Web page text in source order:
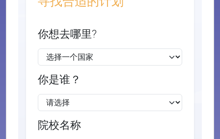
你想去哪里?
你是谁？
院校名称